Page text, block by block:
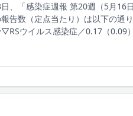
、「感染症週報 第20週（5月16
告数（定点当たり）は以下の通
ウイルス感染症／0.17（0.09